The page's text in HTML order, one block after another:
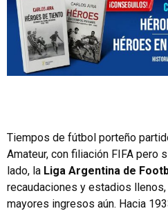
Tiempos de fútbol porteño
Amateur, con filiación FIFA pero
lado, la Liga Argentina de
recaudaciones y estadios
mayores ingresos aún. Hacia